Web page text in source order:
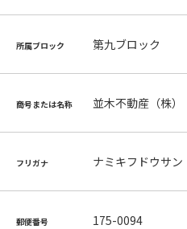
所属ブロック 第九ブロック
商号または名称 並木不動産（株）
フリガナ ナミキフドウサン
郵便番号 175-0094